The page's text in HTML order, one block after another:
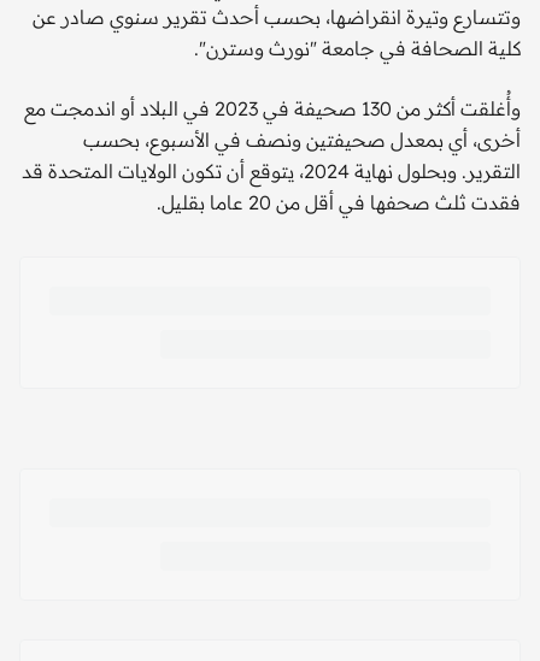
وتتسارع وتيرة انقراضها، بحسب أحدث تقرير سنوي صادر عن
كلية الصحافة في جامعة "نورث وسترن".
وأُغلقت أكثر من 130 صحيفة في 2023 في البلاد أو اندمجت مع
أخرى، أي بمعدل صحيفتين ونصف في الأسبوع، بحسب
التقرير. وبحلول نهاية 2024، يتوقع أن تكون الولايات المتحدة قد
فقدت ثلث صحفها في أقل من 20 عاما بقليل.